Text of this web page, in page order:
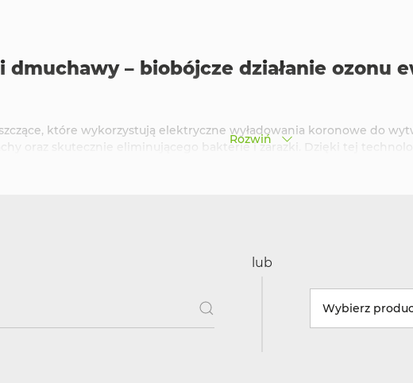
Rozwiń
dmuchawy – biobójcze działanie ozonu
które wykorzystują elektryczne wyładowania koronowe do
oraz skutecznie eliminującego bakterie i zarazki. Dzięki tej
przemysłowych w różnych branżach:
– Ozonatory przemysłowe skutecznie usuwają bakterie i
– W zakładach przetwórstwa spożywczego ozonatory
lub
Wybierz